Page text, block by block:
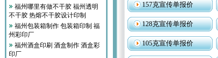
福州哪里有做不干胶 福州透明
不干胶 热熔不干胶设计印制
福州包装箱制作 包装箱印制 福
州彩印厂
福州酒盒印刷 酒盒制作 酒盒彩
印厂
157克宣传单报价
128克宣传单报价
105克宣传单报价